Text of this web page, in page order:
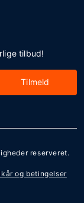
tilbud!
Tilmeld
reserveret.
og betingelser